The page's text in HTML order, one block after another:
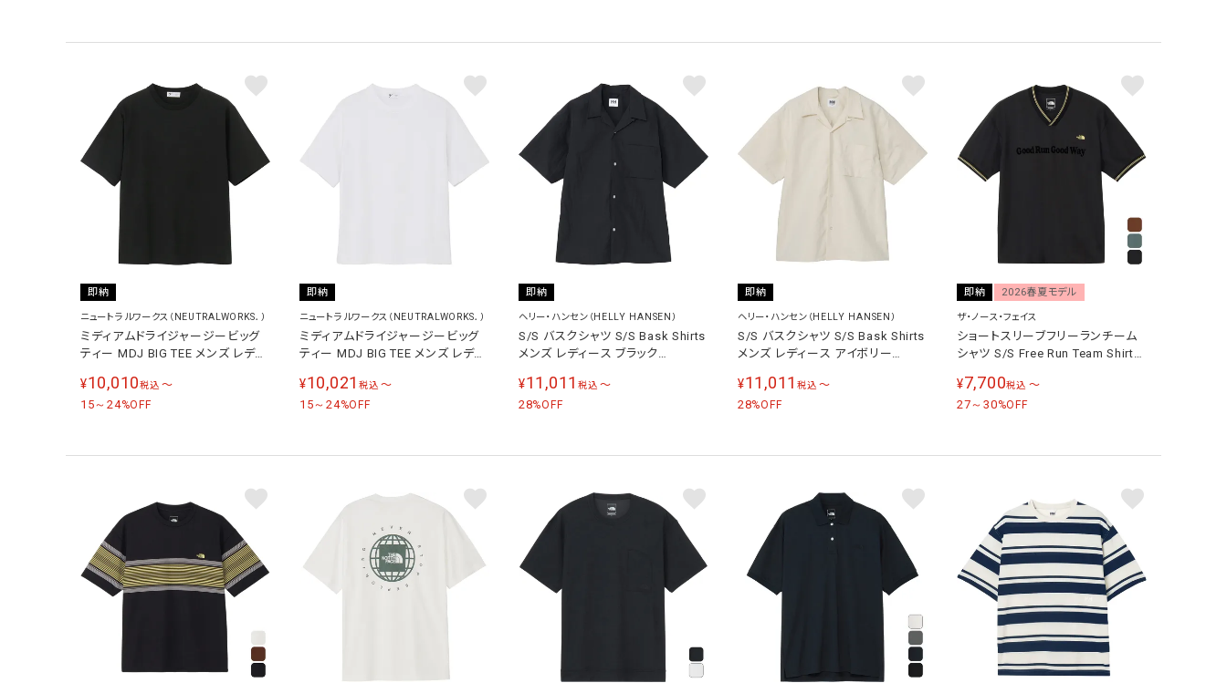
即納
ニュートラルワークス（NEUTRALWORKS．）
ミディアムドライジャージービッグ
ティー MDJ BIG TEE メンズ レディ
KSU36157 K
¥10,010税込 〜
15～24%OFF
即納
ニュートラルワークス（NEUTRALWORKS．）
ミディアムドライジャージービッグ
ティー MDJ BIG TEE メンズ レディ
KSU36157 W
¥10,021 税込 〜
15～24%OFF
即納
ヘリー・ハンセン（HELLY HANSEN）
S/S バスクシャツ S/S Bask Shirts
メンズ レディース ブラック
¥11,011 税込 〜
28%OFF
即納
ヘリー・ハンセン（HELLY HANSEN）
S/S バスクシャツ S/S Bask Shirts
メンズ レディース アイボリー
¥11,011 税込 〜
28%OFF
即納 2026春夏モデル
ザ・ノース・フェイス
ショートスリーブフリーランチーム
シャツ S/S Free Run Team Shirt
¥7,700税込 〜
27～30%OFF